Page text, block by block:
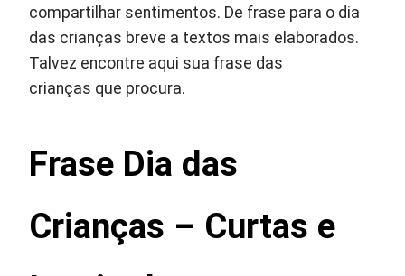
compartilhar sentimentos. De frase para o dia
das crianças breve a textos mais elaborados.
Talvez encontre aqui sua frase das
crianças que procura.
Frase Dia das
Crianças – Curtas e